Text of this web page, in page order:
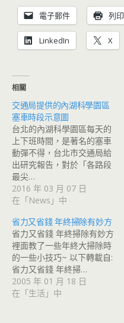
電子郵件 列印
LinkedIn X
相關
交通局提供的內湖科學園區
塞車時段示意圖
台北的內湖科學園區每天的
上下班時間，是著名的塞車
動彈不得，台北市交通局給
出研究報告，對於「各路段
最尖…
2016 年 03 月 07 日
在「News」中
省力又省錢 年終掃除有妙方
省力又省錢 年終掃除有妙方
裡面教了一些年終大掃除時
的一些小技巧~ 以下轉載自:
省力又省錢 年終掃…
2005 年 01 月 18 日
在「生活」中